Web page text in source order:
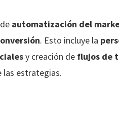
de automatización del
. Esto incluye la
y creación de flujos de
las estrategias.